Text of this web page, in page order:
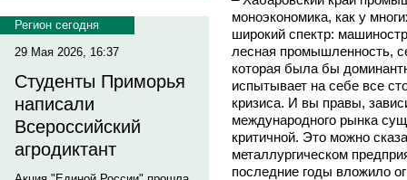
Регион сегодня
29 Мая 2026, 16:37
Студенты Приморья
написали
Всероссийский
агродиктант
моноэкономика, как у
широкий спектр:
лесная промышленность,
которая была бы
испытывает на себе все
кризиса. И вы правы,
международного рынка
критичной. Это можно
металлургическом
последние годы вложило